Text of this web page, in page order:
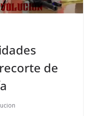
de